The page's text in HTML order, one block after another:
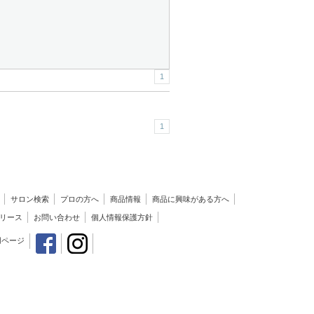
1
1
サロン検索 プロの方へ 商品情報 商品に興味がある方へ
ース お問い合わせ 個人情報保護方針
ージ